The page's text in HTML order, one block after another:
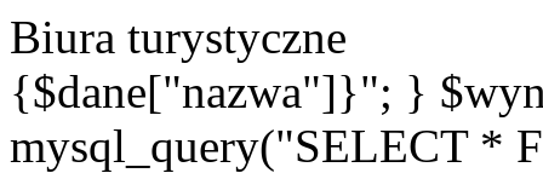
Biura turystyczne
{$dane["nazwa"]}"; }
mysql_query("SELECT *